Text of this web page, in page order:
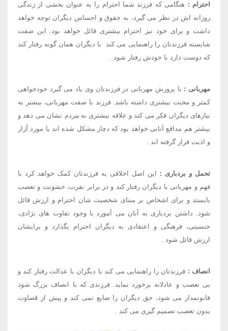
احترام : هنگامی که فرزند شما احترام را به عنوان بخشی از زندگی
روزانه اش در نظر می گیرد، به حقوق و احساس دیگران توجه خواهد
داشت و برای خود نیز احترام بیشتری قائل خواهد بود. این صفت
شایسته فرزندتان را راهنمایی می کند ​ با دیگران همان گونه رفتار کند
که دوست دارد با خودش رفتار شود .
مهربانی : با پرورش مهربانی در فرزندتان وی یاد می گیرد خودخواهی
کمتر و محبت بیشتری داشته باشد. فرزند با صفت مهربانی، بیشتر به
نیازهای دیگران فکر می کند و علاقه بیشتری به مردم نشان می دهد و
بیشتر هم مدافع آنانی خواهد بود که دچار مشکل شده اند یا مورد آزار
و اذیت قرار گرفته اند .
تحمل و بردباری :
این اصل اخلاقی به فرزندتان کمک خواهد کرد​ با
فهم و مهربانی با دیگران رفتار کند و در برابر نفرت، خشونت و تعصب
بایستد و برای اشخاص بر مبنای شخصیت شان احترام و ارزش قائل
شود. داشتن بردباری به آنان می آموزد​ با وجود تفاوت های نژادی،
جنسیتی، فرهنگی و اعتقادی به دیگران احترام بگذارد و برایشان
ارزش قائل شود .
انصاف : فرزندتان را راهنمایی می کند​ با دیگران با عدالت رفتار کند و
بی تعصب و عادلانه برخورد نماید. فرزندی که با انصاف بزرگ شود
قانونمدار می شود، حق دیگران را ضایع نمی کند و پیش از قضاوت
بدون تعصب تصمیم گیری می کند .